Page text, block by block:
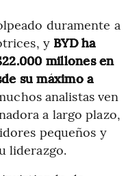
duramente a
yBYD ha
millones en
su máximo a
analistas ven
a largo plazo,
pequeños y
liderazgo.